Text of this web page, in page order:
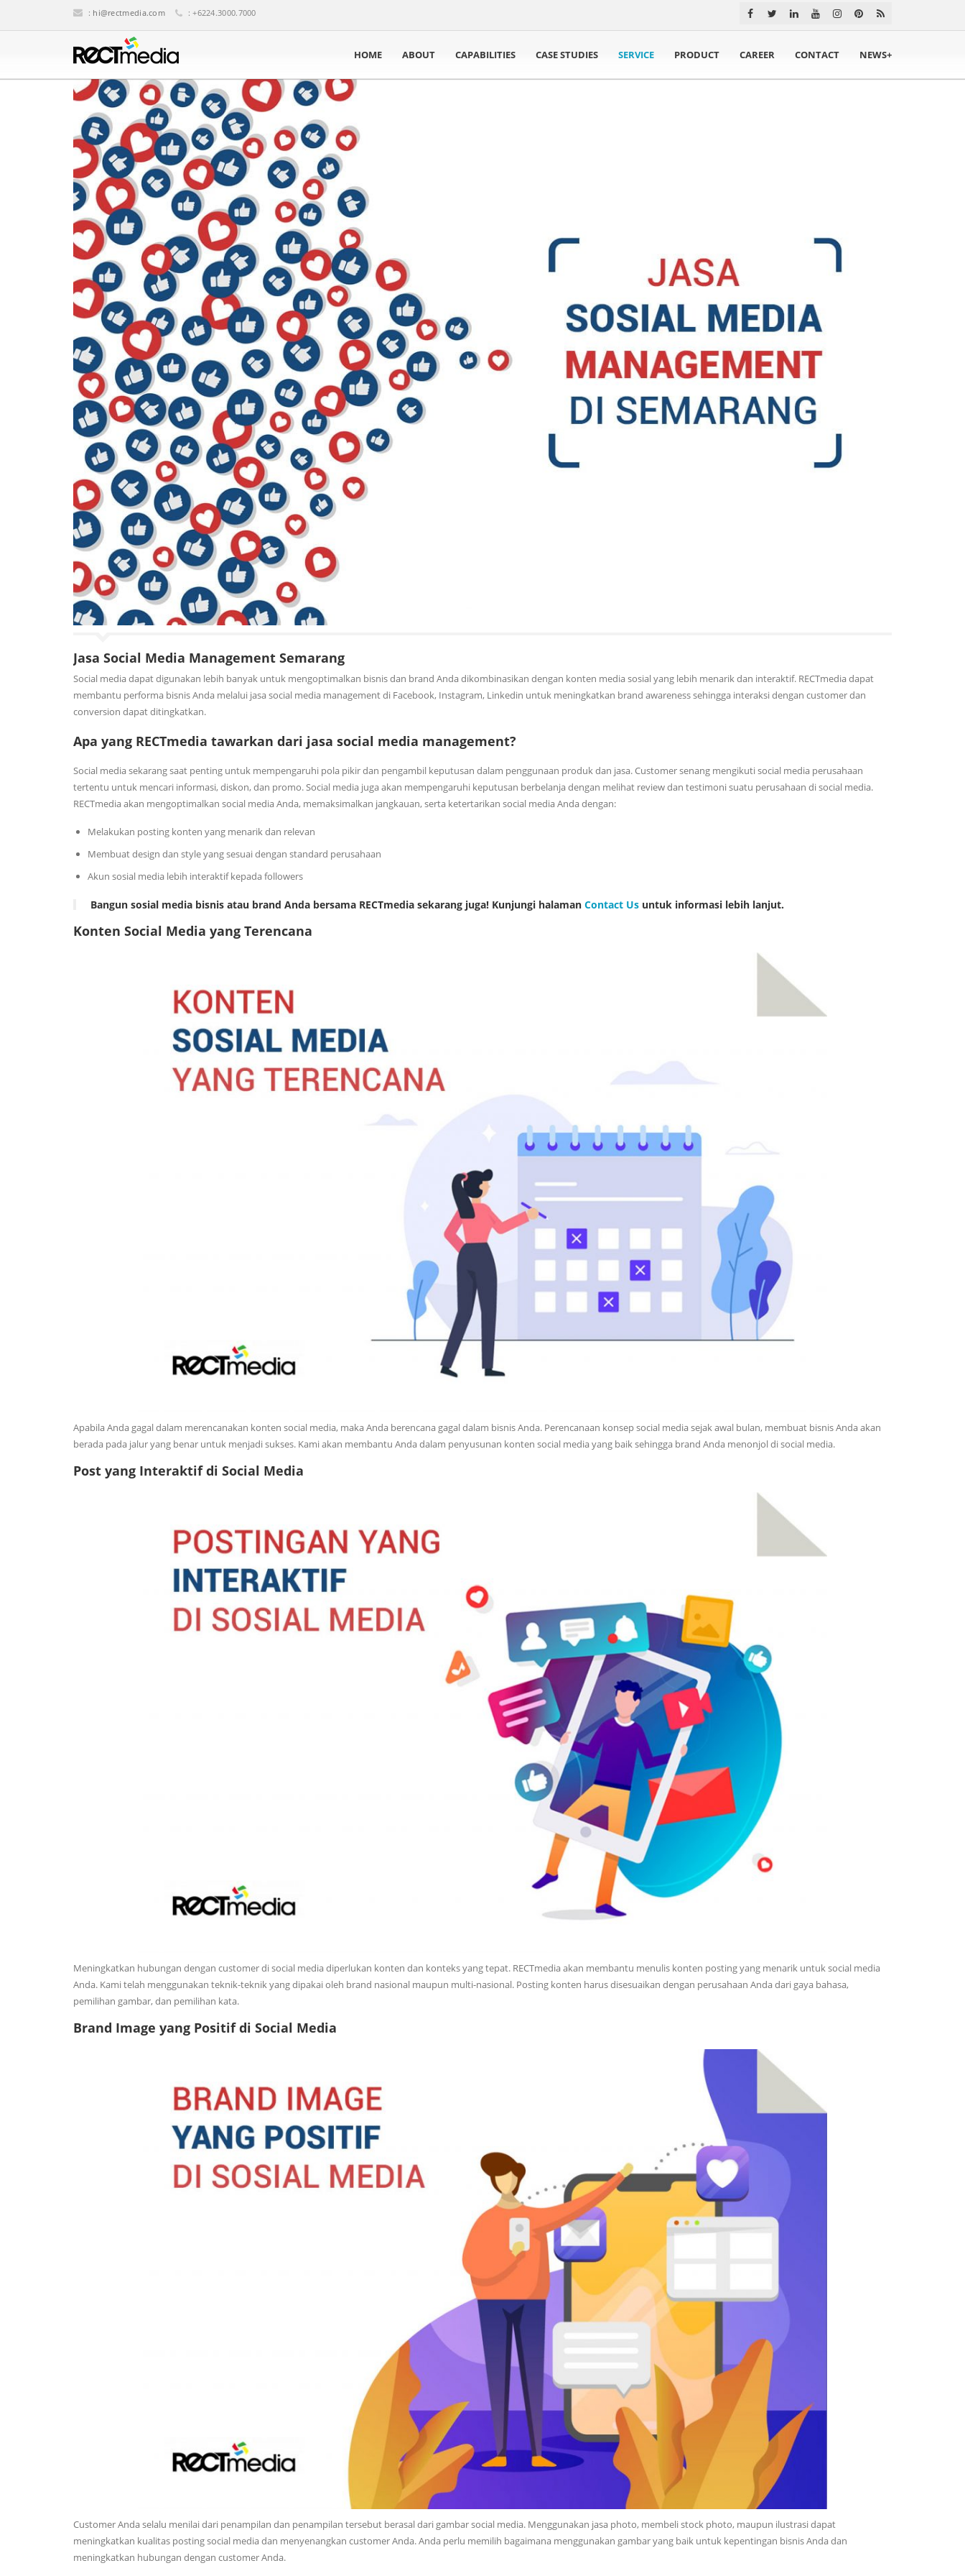
: hi@rectmedia.com : +6224.3000.7000
HOME ABOUT CAPABILITIES CASE STUDIES SERVICE PRODUCT CAREER CONTACT NEWS+
Jasa Social Media Management Semarang
Social media dapat digunakan lebih banyak untuk mengoptimalkan bisnis dan brand Anda dikombinasikan dengan konten media sosial yang lebih menarik dan interaktif. RECTmedia dapat
membantu performa bisnis Anda melalui jasa social media management di Facebook, Instagram, Linkedin untuk meningkatkan brand awareness sehingga interaksi dengan customer dan
conversion dapat ditingkatkan.
Apa yang RECTmedia tawarkan dari jasa social media management?
Social media sekarang saat penting untuk mempengaruhi pola pikir dan pengambil keputusan dalam penggunaan produk dan jasa. Customer senang mengikuti social media perusahaan
tertentu untuk mencari informasi, diskon, dan promo. Social media juga akan mempengaruhi keputusan berbelanja dengan melihat review dan testimoni suatu perusahaan di social media.
RECTmedia akan mengoptimalkan social media Anda, memaksimalkan jangkauan, serta ketertarikan social media Anda dengan:
Melakukan posting konten yang menarik dan relevan
Membuat design dan style yang sesuai dengan standard perusahaan
Akun sosial media lebih interaktif kepada followers
Bangun sosial media bisnis atau brand Anda bersama RECTmedia sekarang juga! Kunjungi halaman Contact Us untuk informasi lebih lanjut.
Konten Social Media yang Terencana
Apabila Anda gagal dalam merencanakan konten social media, maka Anda berencana gagal dalam bisnis Anda. Perencanaan konsep social media sejak awal bulan, membuat bisnis Anda akan
berada pada jalur yang benar untuk menjadi sukses. Kami akan membantu Anda dalam penyusunan konten social media yang baik sehingga brand Anda menonjol di social media.
Post yang Interaktif di Social Media
Meningkatkan hubungan dengan customer di social media diperlukan konten dan konteks yang tepat. RECTmedia akan membantu menulis konten posting yang menarik untuk social media
Anda. Kami telah menggunakan teknik-teknik yang dipakai oleh brand nasional maupun multi-nasional. Posting konten harus disesuaikan dengan perusahaan Anda dari gaya bahasa,
pemilihan gambar, dan pemilihan kata.
Brand Image yang Positif di Social Media
Customer Anda selalu menilai dari penampilan dan penampilan tersebut berasal dari gambar social media. Menggunakan jasa photo, membeli stock photo, maupun ilustrasi dapat
meningkatkan kualitas posting social media dan menyenangkan customer Anda. Anda perlu memilih bagaimana menggunakan gambar yang baik untuk kepentingan bisnis Anda dan
meningkatkan hubungan dengan customer Anda.